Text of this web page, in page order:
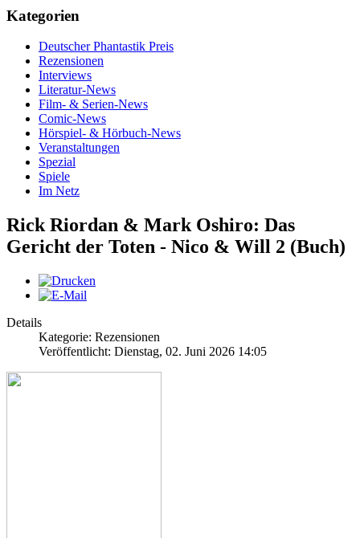
Kategorien
Deutscher Phantastik Preis
Rezensionen
Interviews
Literatur-News
Film- & Serien-News
Comic-News
Hörspiel- & Hörbuch-News
Veranstaltungen
Spezial
Spiele
Im Netz
Rick Riordan & Mark Oshiro: Das
Gericht der Toten - Nico & Will 2 (Buch)
Details
Kategorie: Rezensionen
Veröffentlicht: Dienstag, 02. Juni 2026 14:05